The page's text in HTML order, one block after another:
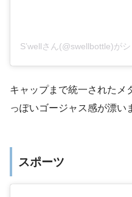
S’wellさん(@swellbottle)が
キャップまで統一されたメ
っぽいゴージャス感が漂い
スポーツ